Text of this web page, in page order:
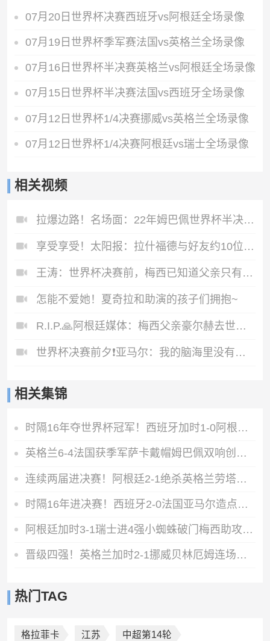
07月20日世界杯决赛西班牙vs阿根廷全场录像
07月19日世界杯季军赛法国vs英格兰全场录像
07月16日世界杯半决赛英格兰vs阿根廷全场录像
07月15日世界杯半决赛法国vs西班牙全场录像
07月12日世界杯1/4决赛挪威vs英格兰全场录像
07月12日世界杯1/4决赛阿根廷vs瑞士全场录像
相关视频
拉爆边路！名场面：22年姆巴佩世界杯半决赛的统治级表现~
享受享受！太阳报：拉什福德与好友约10位比基尼女性游艇度假
王涛：世界杯决赛前，梅西已知道父亲只有不到1个月的生命了
怎能不爱她！夏奇拉和助演的孩子们拥抱~
R.I.P.🙏阿根廷媒体：梅西父亲豪尔赫去世，享年68岁
世界杯决赛前夕❗️亚马尔：我的脑海里没有输，只有凯旋而归
相关集锦
时隔16年夺世界杯冠军！西班牙加时1-0阿根廷费兰制胜恩佐染红
英格兰6-4法国获季军萨卡戴帽姆巴佩双响创纪录奥利塞2助+失良机
连续两届进决赛！阿根廷2-1绝杀英格兰劳塔罗恩佐破门梅西两助攻
时隔16年进决赛！西班牙2-0法国亚马尔造点奥亚萨瓦尔、波罗破门
阿根廷加时3-1瑞士进4强小蜘蛛破门梅西助攻麦卡恩博洛假摔染红
晋级四强！英格兰加时2-1挪威贝林厄姆连场双响谢尔德鲁普破门
热门TAG
格拉菲卡 江苏 中超第14轮